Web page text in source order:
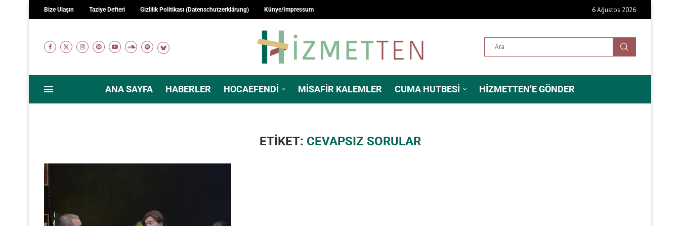
Bize Ulaşın Taziye Defteri Gizlilik Politikası (Datenschutzerklärung) Künye/Impressum 6 Ağustos 2026
ANA SAYFA HABERLER HOCAEFENDI MISAFIR KALEMLER CUMA HUTBESI HIZMETTEN’E GÖNDER
ETIKET: CEVAPSIZ SORULAR